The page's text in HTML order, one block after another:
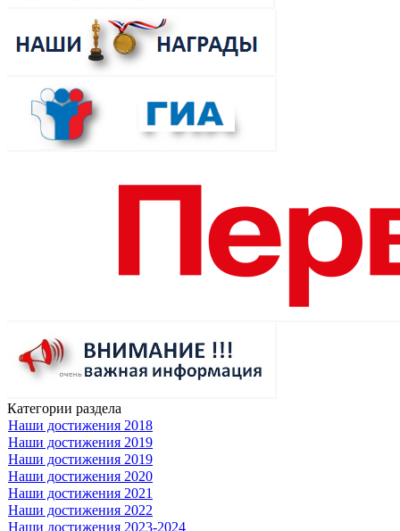
Категории раздела
Наши достижения 2018
Наши достижения 2019
Наши достижения 2019
Наши достижения 2020
Наши достижения 2021
Наши достижения 2022
Наши достижения 2023-2024